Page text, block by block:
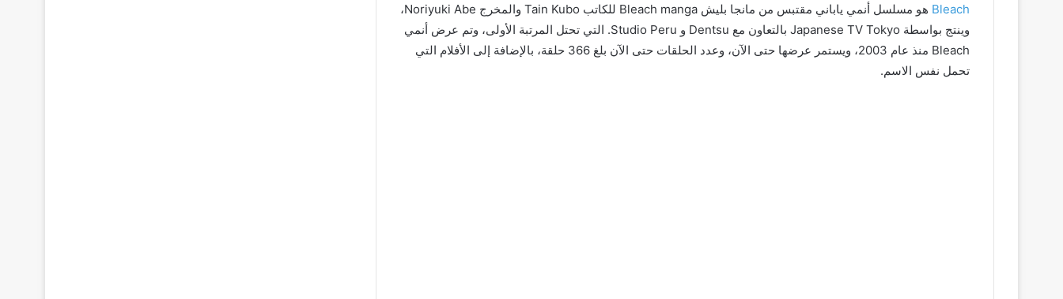
Bleach
هو مسلسل أنمي ياباني مقتبس من مانجا بليش Bleach manga للكاتب Tain Kubo والمخرج Noriyuki Abe،
وينتج بواسطة Japanese TV Tokyo بالتعاون مع Dentsu و Studio Peru. التي تحتل المرتبة الأولى، وتم عرض أنمي
Bleach منذ عام 2003، ويستمر عرضها حتى الآن، وعدد الحلقات حتى الآن بلغ 366 حلقة، بالإضافة إلى الأفلام التي
تحمل نفس الاسم.